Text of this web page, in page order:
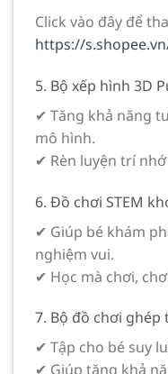
Click vào đây để
https://
5. Bộ xếp hình 3D
✔ Tăng khả năng
mô hình.
✔ Rèn luyện trí
6. Đồ chơi STEM
✔ Giúp bé khám
nghiệm vui.
✔ Học mà chơi,
7. Bộ đồ chơi ghép
✔ Tập cho bé suy
✔ Giúp tăng khả